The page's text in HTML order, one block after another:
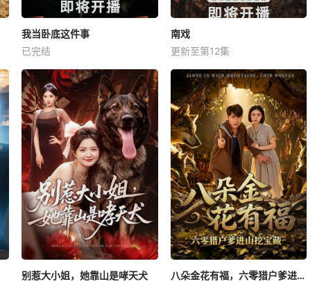
我当卧底这件事
已完结
南戏
更新至第12集
别惹大小姐，她靠山是哮天犬
八朵金花有福，六零猎户爹进山挖宝藏